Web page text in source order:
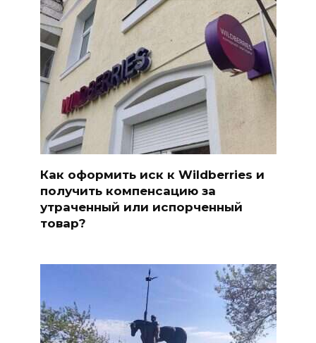
Как оформить иск к Wildberries и
получить компенсацию за
утраченный или испорченный
товар?